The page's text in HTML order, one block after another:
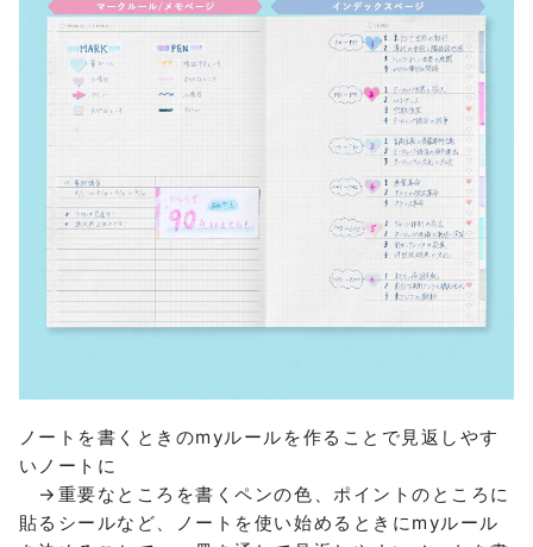
ノートを書くときのmyルールを作ることで見返しやす
いノートに
→重要なところを書くペンの色、ポイントのところに
貼るシールなど、ノートを使い始めるときにmyルール